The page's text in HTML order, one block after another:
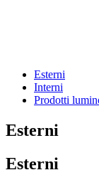
Esterni
Interni
Prodotti
Esterni
Esterni